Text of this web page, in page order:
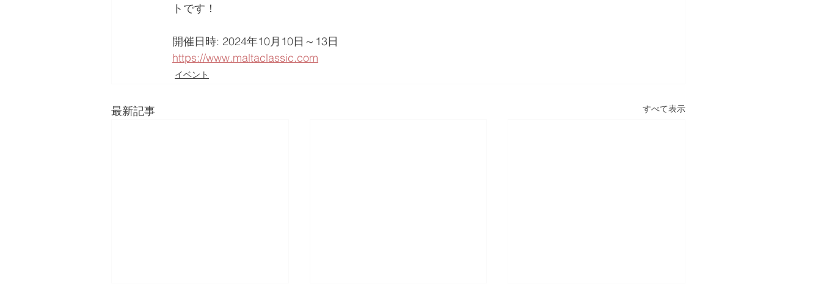
トです！
開催日時: 2024年10月10日～13日
https://www.maltaclassic.com
イベント
最新記事 すべて表示